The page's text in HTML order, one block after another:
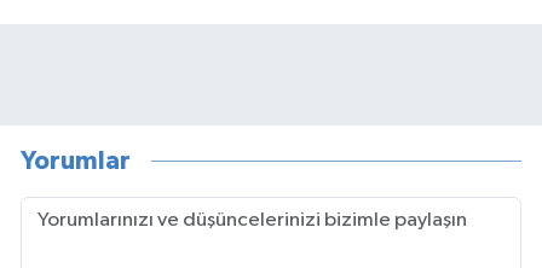
Yorumlar